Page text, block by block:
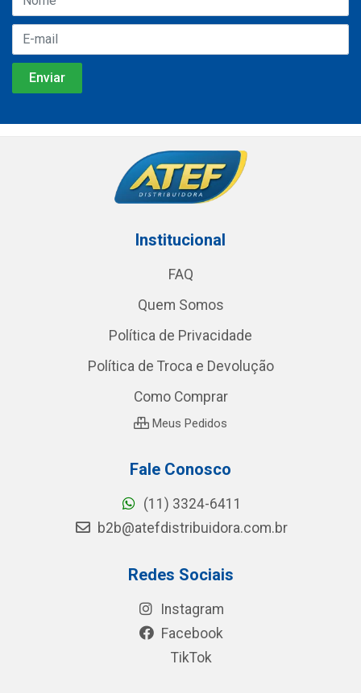
Institucional
FAQ
Quem Somos
Política de Privacidade
Política de Troca e Devolução
Como Comprar
Meus Pedidos
Fale Conosco
(11) 3324-6411
b2b@atefdistribuidora.com.br
Redes Sociais
Instagram
Facebook
TikTok